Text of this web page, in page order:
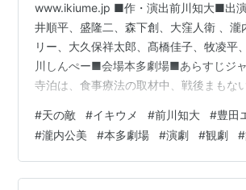
www.ikiume.jp ■作・演出前川知大■出
井順平、盛隆二、森下創、大窪人衛 、瀧
リー、大久保祥太郎、髙橋佳子、牧凌平
川しんぺー■会場本多劇場■あらすじジ
寺泊は、食事療法の取材中、戦後まもな
を知る。卯太郎の写真が菜食の人気料理
酷似していたことで、寺泊は二人の血縁
取材を申し込む。菜食の料理家として人
ルーツは、食事療法を推進していた医師
#天の敵 #イキウメ #前川知大 #豊田
#瀧内公美 #本多劇場 #演劇 #観劇 #